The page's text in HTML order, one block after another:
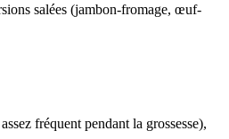
salées (jambon-fromage, œuf-
fréquent pendant la grossesse),